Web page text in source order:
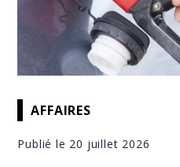
AFFAIRES
Publié le 20 juillet 2026